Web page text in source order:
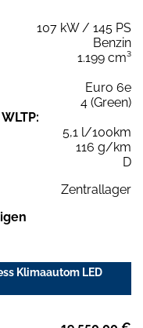
107 kW / 145 PS
Benzin
1.199 cm³
Euro 6e
4 (Green)
5,1 l/100km
116 g/km
D
Zentrallager
Klimaautom LED